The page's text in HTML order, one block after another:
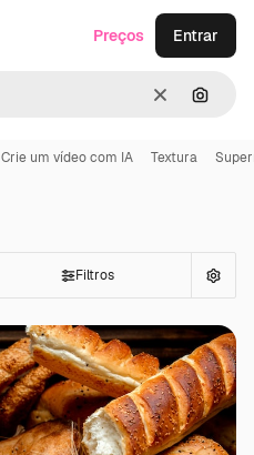
Limpar
Preços Entrar
Crie um vídeo com IA Textura
Filtros